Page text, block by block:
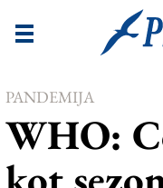
Novice
Goriška
Kultura
Šport
PANDEMIJA
WHO: